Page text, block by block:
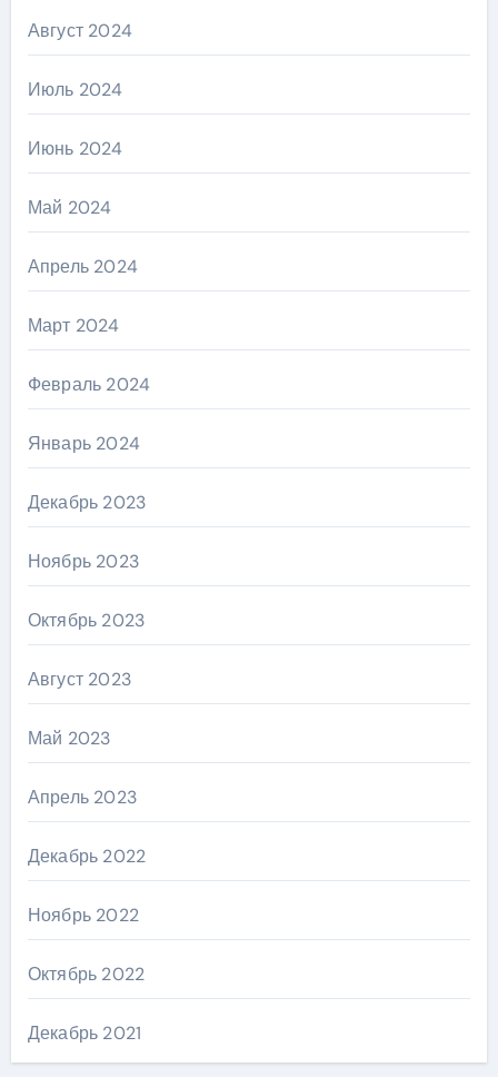
Август 2024
Июль 2024
Июнь 2024
Май 2024
Апрель 2024
Март 2024
Февраль 2024
Январь 2024
Декабрь 2023
Ноябрь 2023
Октябрь 2023
Август 2023
Май 2023
Апрель 2023
Декабрь 2022
Ноябрь 2022
Октябрь 2022
Декабрь 2021